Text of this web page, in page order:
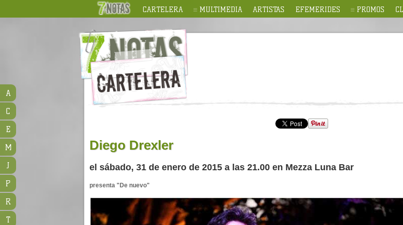
CARTELERA MULTIMEDIA ARTISTAS EFEMERIDES PROMOS
Diego Drexler
el sábado, 31 de enero de 2015 a las 21.00 en Mezza Luna Bar
presenta "De nuevo"
A
C
E
M
J
P
R
T